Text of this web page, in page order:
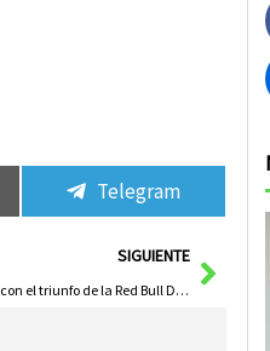
Telegram
SIGUIENTE
Iván Cervantes y Lorenzo Santolino se hicieron con el triunfo de la Red Bull Don Quixote